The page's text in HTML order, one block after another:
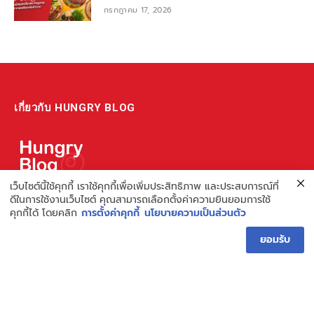
กรกฎาคม 17, 2026
เกี่ยวกับ HUNGRY BLOG
แหล่งรวมข้อมูล ข่าวสาร เกี่ยวกับร้านอาหารและเรื่องกิน ไม่ว่าจะเป็น
รีวิว ชี้เป้า รวมถึงความรู้ต่างๆ ที่เราอยากแชร์!
ไม่พอ เรายังมีความรู้เกี่ยวกับการทำร้านอาหาร เพื่อผู้ประกอบการ ที่
เว็บไซต์นี้ใช้คุกกี้ เราใช้คุกกี้เพื่อเพิ่มประสิทธิภาพ และประสบการณ์ที่
ดีในการใช้งานเว็บไซต์ คุณสามารถเลือกตั้งค่าความยินยอมการใช้
คุกกี้ได้ โดยคลิก การตั้งค่าคุกกี้ นโยบายความเป็นส่วนตัว
ยอมรับ